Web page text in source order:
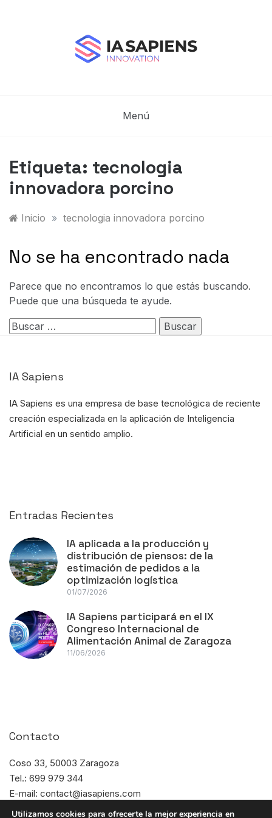
Menú
Etiqueta: tecnologia
innovadora porcino
Inicio » tecnologia innovadora porcino
No se ha encontrado nada
Parece que no encontramos lo que estás buscando.
Puede que una búsqueda te ayude.
Buscar:
IA Sapiens
IA Sapiens es una empresa de base tecnológica de reciente
creación especializada en la aplicación de Inteligencia
Artificial en un sentido amplio.
Entradas Recientes
IA aplicada a la producción y
distribución de piensos: de la
estimación de pedidos a la
optimización logística
01/07/2026
IA Sapiens participará en el IX
Congreso Internacional de
Alimentación Animal de Zaragoza
11/06/2026
Contacto
Coso 33, 50003 Zaragoza
Tel.: 699 979 344
E-mail: contact@iasapiens.com
Horario: L-J de 8:00 a 17:00
Utilizamos cookies para ofrecerte la mejor experiencia en